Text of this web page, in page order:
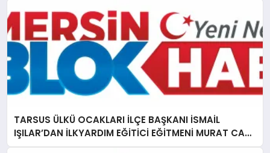
TARSUS ÜLKÜ OCAKLARI İLÇE BAŞKANI İSMAİL
IŞILAR’DAN İLKYARDIM EĞİTİCİ EĞİTMENİ MURAT CAN
FİDAN’A ZİYARET